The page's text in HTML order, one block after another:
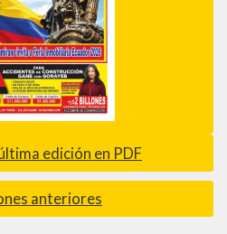
edición en PDF
anteriores